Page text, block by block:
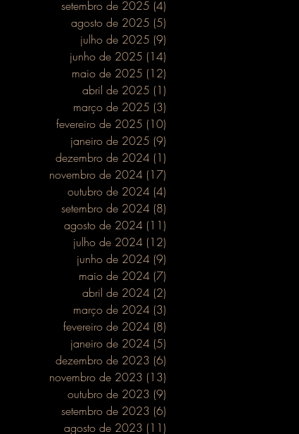
setembro de 2025 (4)
agosto de 2025 (5)
julho de 2025 (9)
junho de 2025 (14)
maio de 2025 (12)
abril de 2025 (1)
março de 2025 (3)
fevereiro de 2025 (10)
janeiro de 2025 (9)
dezembro de 2024 (1)
novembro de 2024 (17)
outubro de 2024 (4)
setembro de 2024 (8)
agosto de 2024 (11)
julho de 2024 (12)
junho de 2024 (9)
maio de 2024 (7)
abril de 2024 (2)
março de 2024 (3)
fevereiro de 2024 (8)
janeiro de 2024 (5)
dezembro de 2023 (6)
novembro de 2023 (13)
outubro de 2023 (9)
setembro de 2023 (6)
agosto de 2023 (11)